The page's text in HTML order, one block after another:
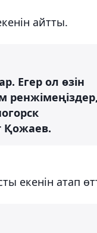
айтты.
Егер ол өзін
Қожаев.
екенін атап